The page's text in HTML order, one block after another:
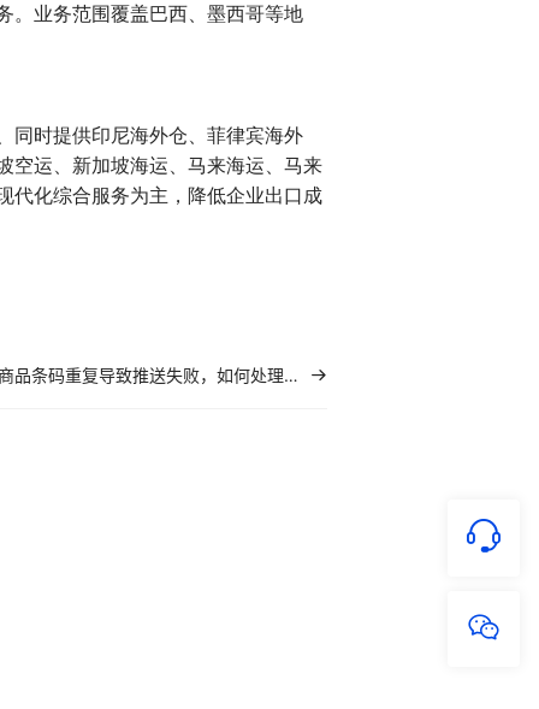
。业务范围覆盖巴西、墨西哥等地
同时提供印尼海外仓、菲律宾海外
空运、新加坡海运、马来海运、马来
代化综合服务为主，降低企业出口成
商品条码重复导致推送失败，如何处理？